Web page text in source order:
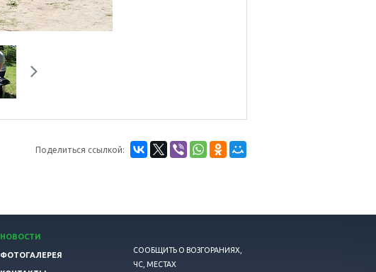
Next
Поделиться ссылкой:
НОВОСТИ
ФОТОГАЛЕРЕЯ
СООБЩИТЬ О ВОЗГОРАНИЯХ,
ЧС, МЕСТАХ